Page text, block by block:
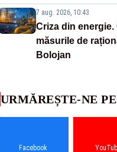
7 aug. 2026, 10:43
Criza din energie.
măsurile de
Bolojan
URMĂREȘTE-NE PE
Facebook